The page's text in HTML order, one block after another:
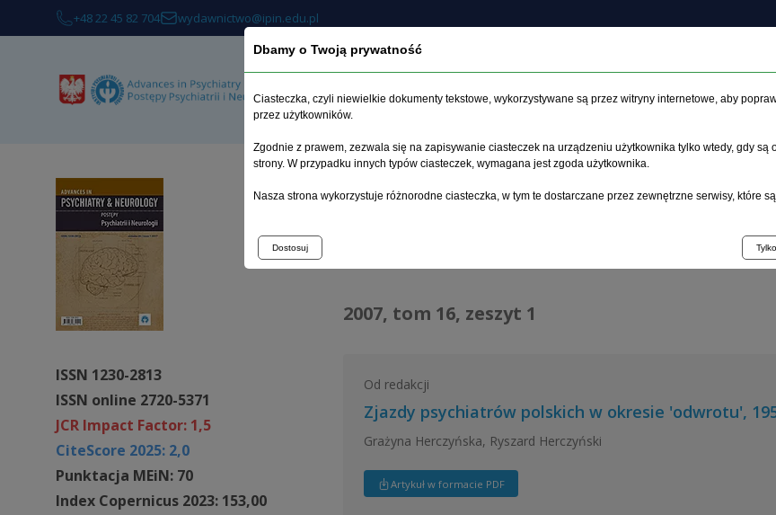
+48 22 45 82 704 wydawnictwo@ipin.edu.pl
O czasopiśmie Archiwum Etyka Instrukcja dla
ISSN 1230-2813
ISSN online 2720-5371
JCR Impact Factor: 1,5
CiteScore 2025: 2,0
Punktacja MEiN: 70
Index Copernicus 2023: 153,00
Strona główna >Archiwum>zeszyt 1
2007, tom 16, zeszyt 1
Od redakcji
Zjazdy psychiatrów polskich w okresie 'odwrotu',
Grażyna Herczyńska, Ryszard Herczyński
Artykuł w formacie PDF
Dbamy o Twoją prywatność
Ciasteczka, czyli niewielkie dokumenty tekstowe, wykorzystywane są przez witryny internetowe, aby
przez użytkowników.
Zgodnie z prawem, zezwala się na zapisywanie ciasteczek na urządzeniu użytkownika tylko wtedy, gdy są
strony. W przypadku innych typów ciasteczek, wymagana jest zgoda użytkownika.
Nasza strona wykorzystuje różnorodne ciasteczka, w tym te dostarczane przez zewnętrzne serwisy, które
Dostosuj